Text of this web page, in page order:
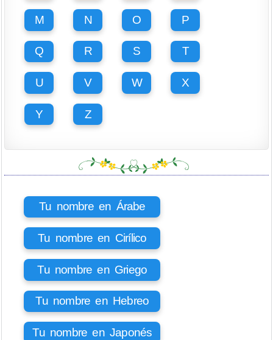
M N O P
Q R S T
U V W X
Y Z
Tu nombre en Árabe
Tu nombre en Cirílico
Tu nombre en Griego
Tu nombre en Hebreo
Tu nombre en Japonés